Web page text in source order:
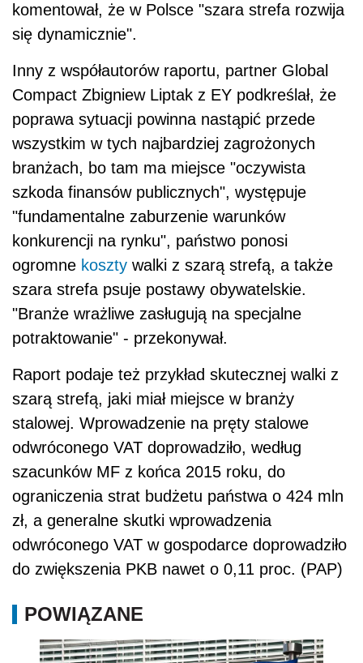
komentował, że w Polsce "szara strefa rozwija
się dynamicznie".
Inny z współautorów raportu, partner Global
Compact Zbigniew Liptak z EY podkreślał, że
poprawa sytuacji powinna nastąpić przede
wszystkim w tych najbardziej zagrożonych
branżach, bo tam ma miejsce "oczywista
szkoda finansów publicznych", występuje
"fundamentalne zaburzenie warunków
konkurencji na rynku", państwo ponosi
ogromne koszty walki z szarą strefą, a także
szara strefa psuje postawy obywatelskie.
"Branże wrażliwe zasługują na specjalne
potraktowanie" - przekonywał.
Raport podaje też przykład skutecznej walki z
szarą strefą, jaki miał miejsce w branży
stalowej. Wprowadzenie na pręty stalowe
odwróconego VAT doprowadziło, według
szacunków MF z końca 2015 roku, do
ograniczenia strat budżetu państwa o 424 mln
zł, a generalne skutki wprowadzenia
odwróconego VAT w gospodarce doprowadziło
do zwiększenia PKB nawet o 0,11 proc. (PAP)
POWIĄZANE